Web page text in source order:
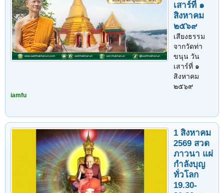
เสาร์ที่ ๑
สิงหาคม
๒๕๖๙
เสียงธรรม
จากวัดท่า
ขนุน วัน
เสาร์ที่ ๑
สิงหาคม
๒๕๖๙
iamfu
1 สิงหาคม
2569 สวด
ภาวนา แผ่
กำลังบุญ
ทั่วโลก
19.30-